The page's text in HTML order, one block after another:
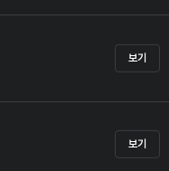
보기
보기